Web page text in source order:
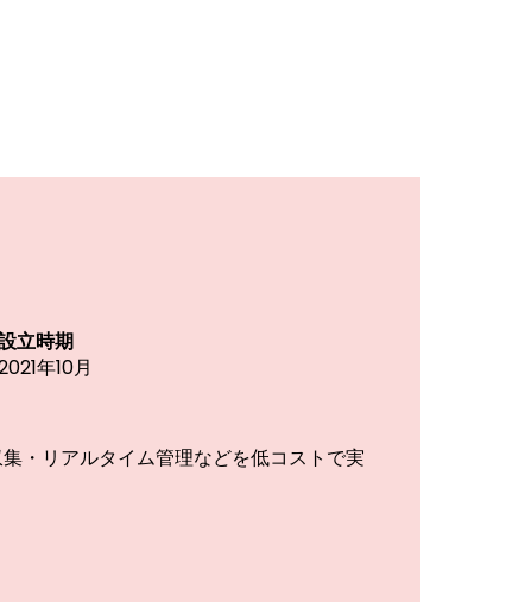
立時期
年10月
・リアルタイム管理などを低コストで実